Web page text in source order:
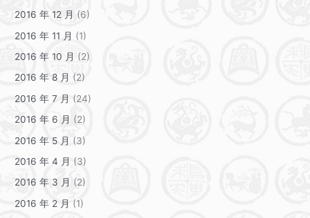
2016 年 12 月 (6)
2016 年 11 月 (1)
2016 年 10 月 (2)
2016 年 8 月 (2)
2016 年 7 月 (24)
2016 年 6 月 (2)
2016 年 5 月 (3)
2016 年 4 月 (3)
2016 年 3 月 (2)
2016 年 2 月 (1)